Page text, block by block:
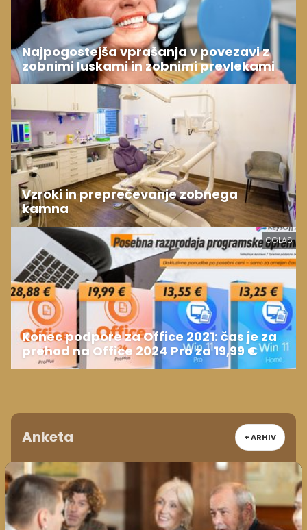
Najpogostejša vprašanja v povezavi z
zobnimi luskami in zobnimi prevlekami
Vzroki in preprečevanje zobnega
kamna
OGLAS
Konec podpore za Office 2021: čas je za
prehod na Office 2024 Pro za 19,99 €
Anketa + ARHIV